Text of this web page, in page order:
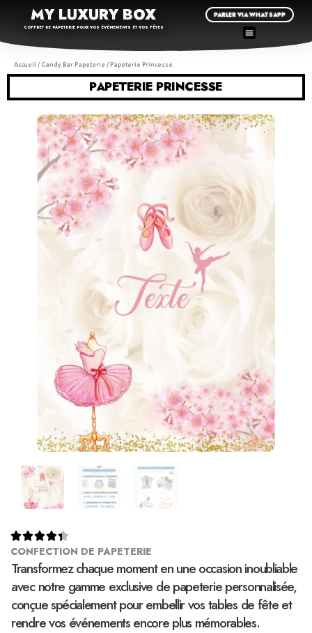
MY LUXURY BOX
COFFRET DE PAPETERIE POUR VOS ÉVÉNEMENTS ET VOS FÊTES
PARLER VIA WHATSAPP
Accueil / Candy Bar Papeterie / Papeterie Princesse
PAPETERIE PRINCESSE

CONFECTION DE PAPETERIE
Transformez chaque moment en une occasion inoubliable
avec notre gamme exclusive de papeterie personnalisée,
conçue spécialement pour embellir vos tables de fête et
rendre vos événements encore plus mémorables.